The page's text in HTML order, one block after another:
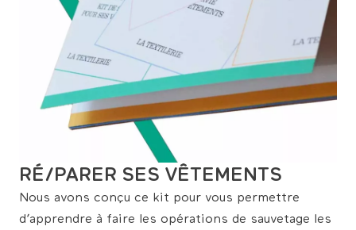
RÉ/PARER SES VÊTEMENTS
Nous avons conçu ce kit pour vous permettre
d’apprendre à faire les opérations de sauvetage les